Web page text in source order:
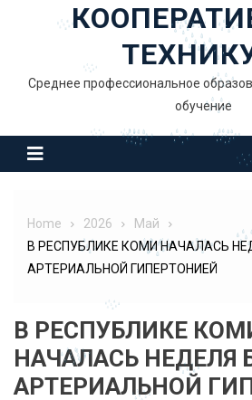
Среднее профессиональное
обучение
Home 2026
Май
В РЕСПУБЛИКЕ КОМИ НАЧАЛАСЬ
АРТЕРИАЛЬНОЙ ГИПЕРТОНИЕЙ
В РЕСПУБЛИКЕ
НАЧАЛАСЬ НЕДЕЛЯ
АРТЕРИАЛЬНОЙ